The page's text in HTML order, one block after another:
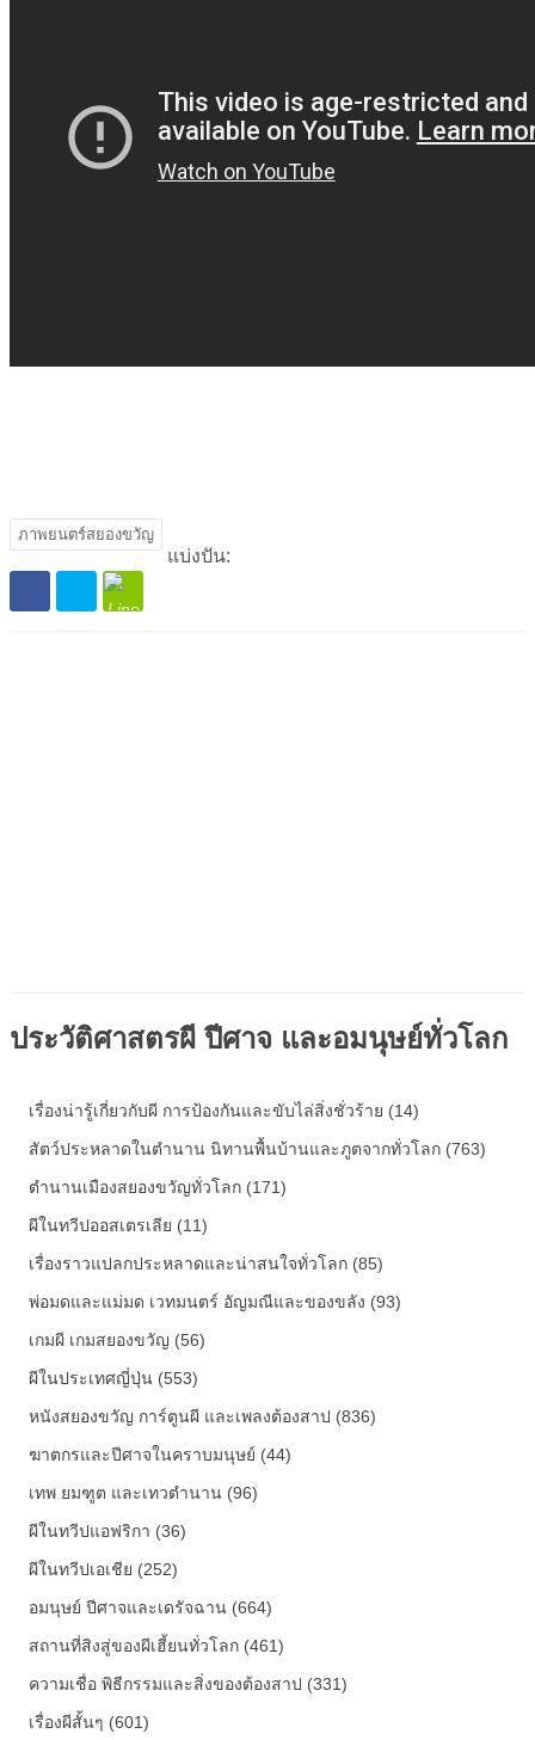
ภาพยนตร์สยองขวัญ
แบ่งปัน:
ประวัติศาสตรผี ปีศาจ และอมนุษย์ทั่วโลก
เรื่องน่ารู้เกี่ยวกับผี การป้องกันและขับไล่สิ่งชั่วร้าย (14)
สัตว์ประหลาดในตำนาน นิทานพื้นบ้านและภูตจากทั่วโลก (763)
ตำนานเมืองสยองขวัญทั่วโลก (171)
ผีในทวีปออสเตรเลีย (11)
เรื่องราวแปลกประหลาดและน่าสนใจทั่วโลก (85)
พ่อมดและแม่มด เวทมนตร์ อัญมณีและของขลัง (93)
เกมผี เกมสยองขวัญ (56)
ผีในประเทศญี่ปุ่น (553)
หนังสยองขวัญ การ์ตูนผี และเพลงต้องสาป (836)
ฆาตกรและปีศาจในคราบมนุษย์ (44)
เทพ ยมฑูต และเทวตำนาน (96)
ผีในทวีปแอฟริกา (36)
ผีในทวีปเอเชีย (252)
อมนุษย์ ปีศาจและเดรัจฉาน (664)
สถานที่สิงสู่ของผีเฮี้ยนทั่วโลก (461)
ความเชื่อ พิธีกรรมและสิ่งของต้องสาป (331)
เรื่องผีสั้นๆ (601)